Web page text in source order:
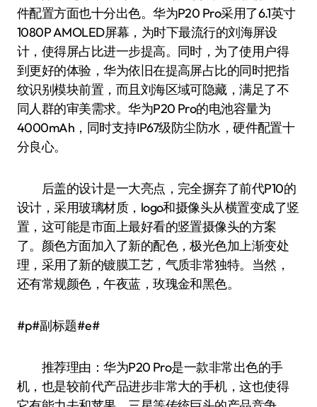
件配置方面也十分出色。华为P20 Pro采用了6.1英寸
1080P AMOLED屏幕，为时下最流行的刘海屏设
计，使得屏占比进一步提高。同时，为了使用户得
到更好的体验，华为依旧在提高屏占比的同时把指
纹识别模块前置，而且刘海区域可隐藏，满足了不
同人群的审美需求。华为P20 Pro的电池容量为
4000mAh，同时支持IP67级防尘防水，硬件配置十
分良心。
后盖的设计是一大亮点，完全摒弃了前代P10的
设计，采用玻璃材质，logo和摄像头从横置变成了竖
置，这可能是市面上最好看的竖置摄像头的方案
了。颜色方面加入了新的配色，极光色加上渐变处
理，采用了新的镀膜工艺，气质非常独特。当然，
还有常规颜色，午夜蓝，玫瑰金和黑色。
#p#副标题#e#
推荐理由：华为P20 Pro是一款非常出色的手
机，也是较前代产品进步非常大的手机，这也使得